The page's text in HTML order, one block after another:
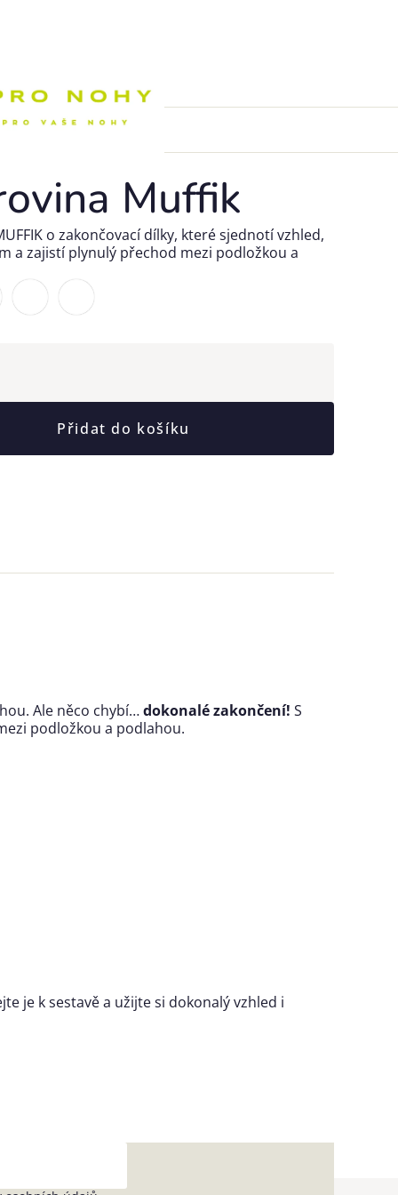
Muffik
Přidat do košíku
o zakončovací dílky, které sjednotí vzhled,
a zajistí plynulý přechod mezi podložkou a
Ale něco chybí…dokonalé zakončení! S
podložkou a podlahou.
je k sestavě a užijte si dokonalý vzhled i